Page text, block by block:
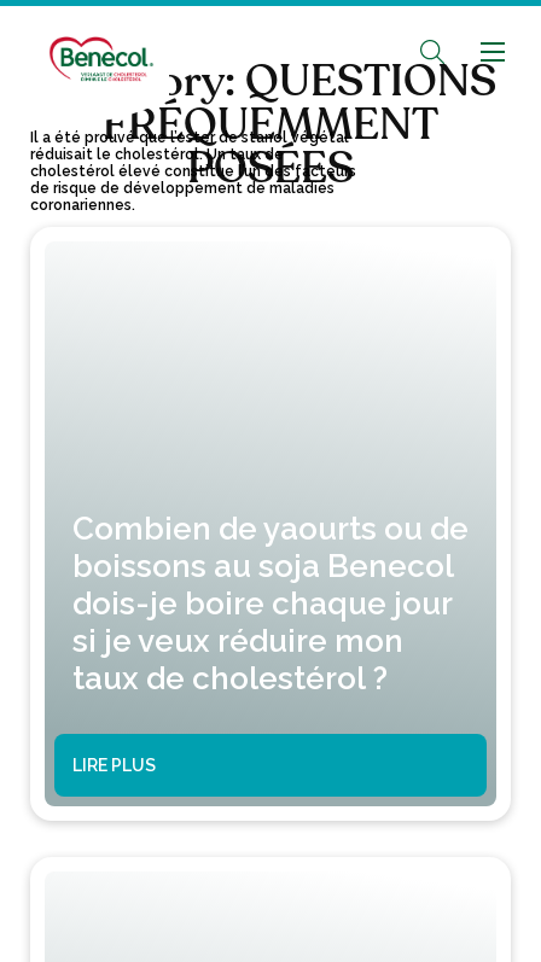
Il a été prouvé que l’ester de stanol végétal
réduisait le cholestérol. Un taux de
cholestérol élevé constitue l’un des facteurs
de risque de développement de maladies
coronariennes.
Category: QUESTIONS
FRÉQUEMMENT
POSÉES
Combien de yaourts ou de
boissons au soja Benecol
dois-je boire chaque jour
si je veux réduire mon
taux de cholestérol ?
LIRE PLUS